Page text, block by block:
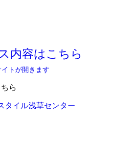
内容はこちら
トが開きます
ら
タイル浅草センター